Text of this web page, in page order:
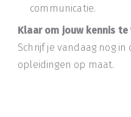
communicatie.
Klaar om jouw kennis te
Schrijf je vandaag nog
opleidingen op maat.